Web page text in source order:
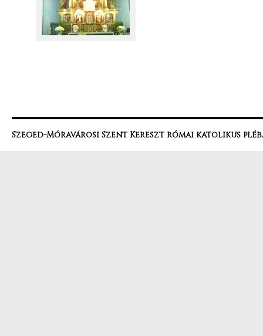
Szeged-Móravárosi Szent Kereszt római katolikus